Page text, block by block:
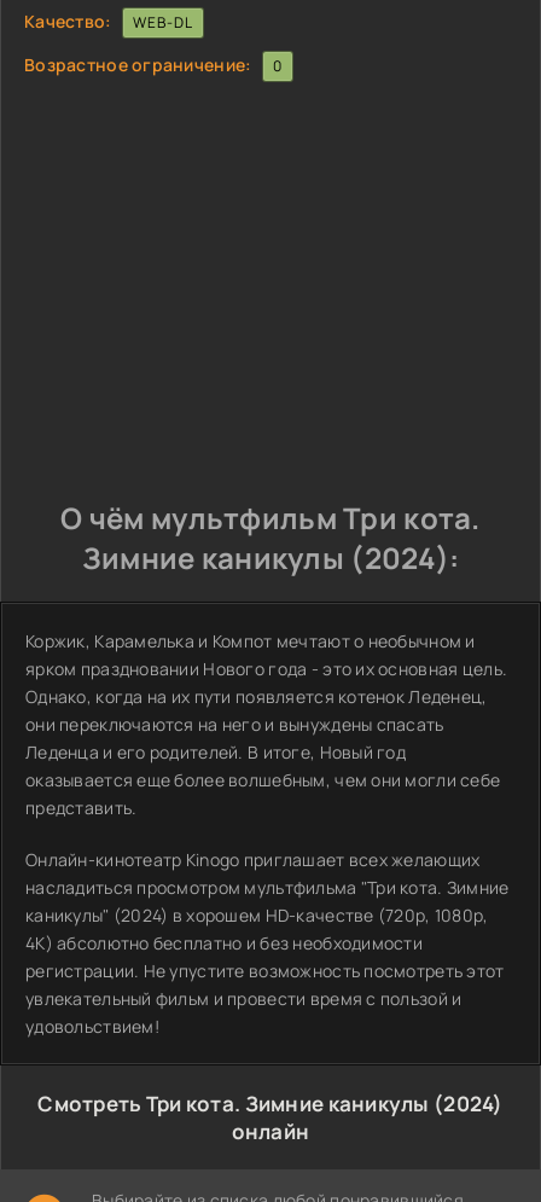
Качество: WEB-DL
Возрастное ограничение: 0
О чём мультфильм Три кота.
Зимние каникулы (2024):
Коржик, Карамелька и Компот мечтают о необычном и
ярком праздновании Нового года - это их основная цель.
Однако, когда на их пути появляется котенок Леденец,
они переключаются на него и вынуждены спасать
Леденца и его родителей. В итоге, Новый год
оказывается еще более волшебным, чем они могли себе
представить.
Онлайн-кинотеатр Kinogo приглашает всех желающих
насладиться просмотром мультфильма "Три кота. Зимние
каникулы" (2024) в хорошем HD-качестве (720p, 1080p,
4K) абсолютно бесплатно и без необходимости
регистрации. Не упустите возможность посмотреть этот
увлекательный фильм и провести время с пользой и
удовольствием!
Смотреть Три кота. Зимние каникулы (2024)
онлайн